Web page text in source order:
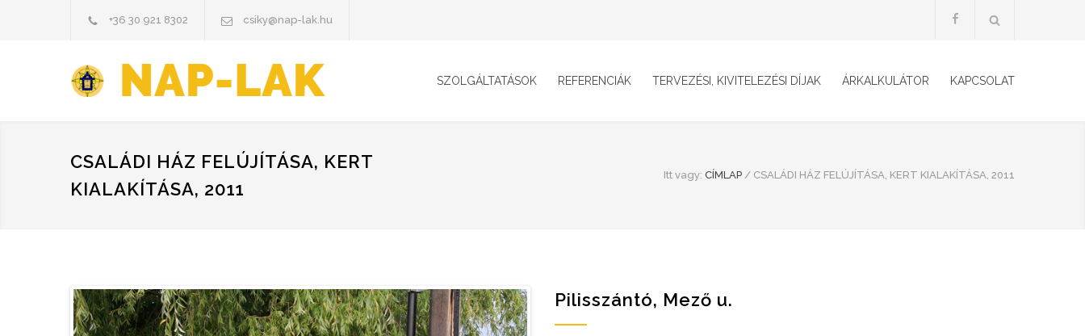
+36 30 921 8302 csiky@nap-lak.hu
SZOLGÁLTATÁSOK REFERENCIÁK TERVEZÉSI, KIVITELEZÉSI DÍJAK ÁRKALKULÁTOR KAPCSOLAT
CSALÁDI HÁZ FELÚJÍTÁSA, KERT
KIALAKÍTÁSA, 2011
Itt vagy: CÍMLAP / CSALÁDI HÁZ FELÚJÍTÁSA, KERT KIALAKÍTÁSA, 2011
Pilisszántó, Mező u.